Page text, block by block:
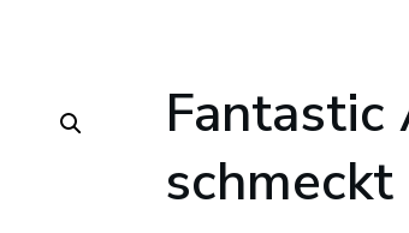
schmeckt